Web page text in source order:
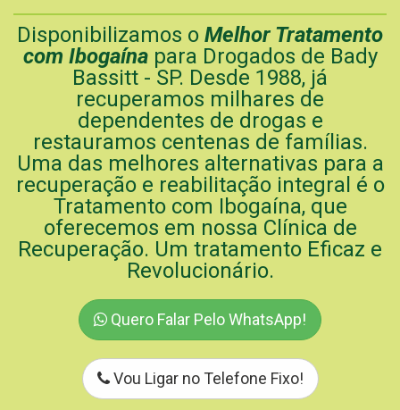
Disponibilizamos o Melhor Tratamento
com Ibogaínapara Drogados de Bady
Bassitt - SP. Desde 1988, já
recuperamos milhares de
dependentes de drogas e
restauramos centenas de famílias.
Uma das melhores alternativas para a
recuperação e reabilitação integral é o
Tratamento com Ibogaína, que
oferecemos em nossa Clínica de
Recuperação. Um tratamento Eficaz e
Revolucionário.
Quero Falar Pelo WhatsApp!
Vou Ligar no Telefone Fixo!